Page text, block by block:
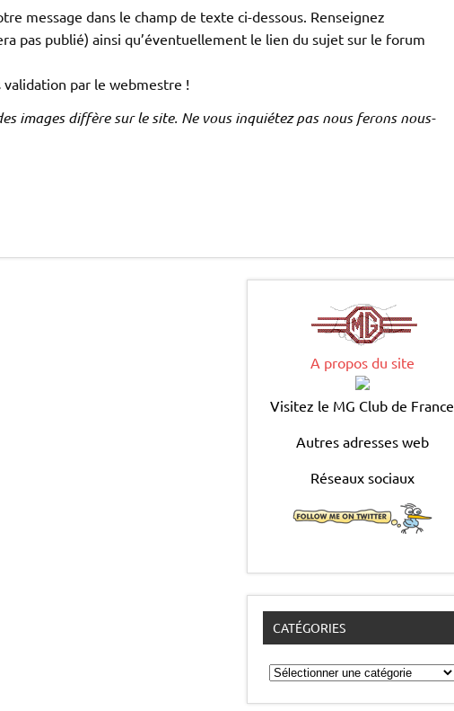
message dans le champ de texte ci-dessous. Renseignez
pas publié) ainsi qu’éventuellement le lien du sujet sur le forum
par le webmestre !
images diffère sur le site. Ne vous inquiétez pas nous ferons nous-
A propos du site
Visitez le MG Club de France
Autres adresses web
Réseaux sociaux
CATÉGORIES
Catégories